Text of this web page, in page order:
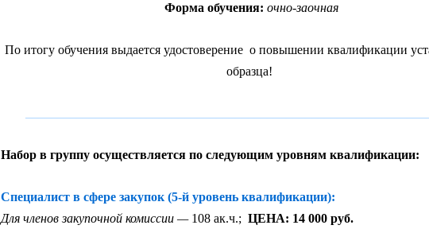
Форма обучения: очно-заочная
По итогу обучения выдается удостоверение о повышении квалификации
образца!
Набор в группу осуществляется по следующим уровням квалификации:
Специалист в сфере закупок (5-й уровень квалификации):
Для членов закупочной комиссии —108 ак.ч.; ЦЕНА: 14 000 руб.